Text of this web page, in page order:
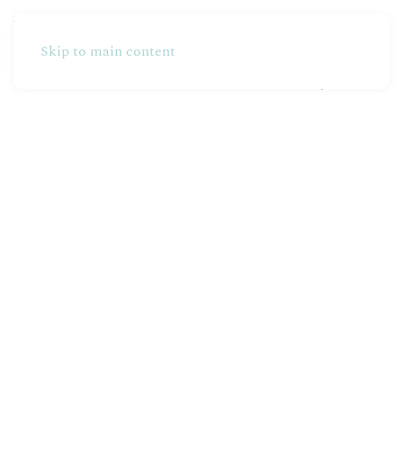
Skip to main content